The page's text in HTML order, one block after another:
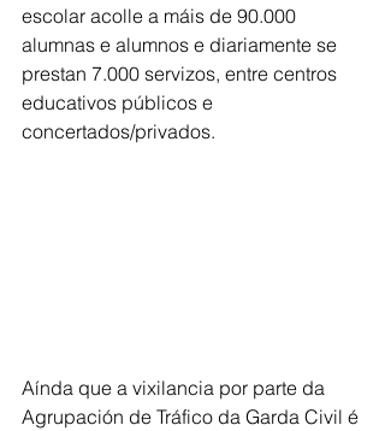
escolar acolle a máis de 90.000
alumnas e alumnos e diariamente se
prestan 7.000 servizos, entre centros
educativos públicos e
concertados/privados.
Aínda que a vixilancia por parte da
Agrupación de Tráfico da Garda Civil é